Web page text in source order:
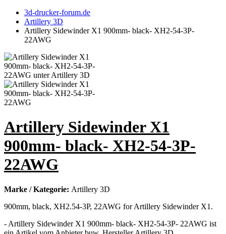
3d-drucker-forum.de
Artillery 3D
Artillery Sidewinder X1 900mm- black- XH2-54-3P-
22AWG
Artillery Sidewinder X1
900mm- black- XH2-54-3P-
22AWG
Marke / Kategorie: Artillery 3D
900mm, black, XH2.54-3P, 22AWG for Artillery Sidewinder X1.
- Artillery Sidewinder X1 900mm- black- XH2-54-3P- 22AWG ist